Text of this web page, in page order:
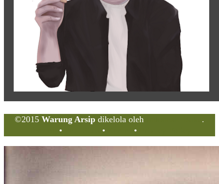
©2015 Warung Arsip dikelola oleh
.
• • •